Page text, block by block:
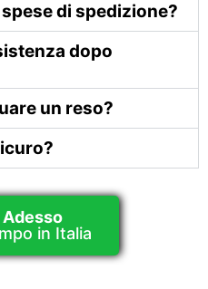
di spedizione?
dopo
un reso?
Adesso
in Italia